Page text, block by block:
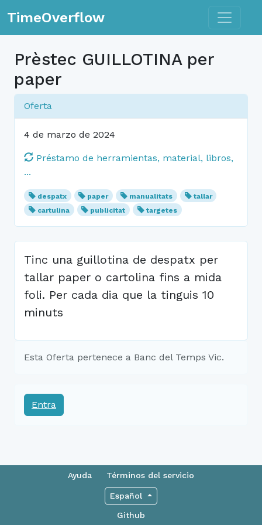
TimeOverflow Toggle
Prèstec GUILLOTINA per
paper
Oferta
4 de marzo de 2024
Préstamo de herramientas, material, libros,
...
despatx paper manualitats
tallar
cartulina
publicitat targetes
Tinc una guillotina de despatx per
tallar paper o cartolina fins a mida
foli. Per cada dia que la tinguis 10
minuts
Esta Oferta pertenece a Banc del Temps Vic.
Entra
Ayuda Términos del servicio
Español
Github